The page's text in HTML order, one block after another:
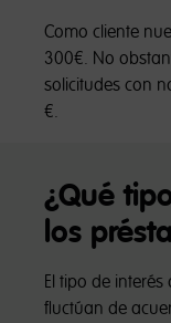
Como cliente
300€. No
solicitudes con
€.
¿Qué
los
El tipo de
fluctúan de